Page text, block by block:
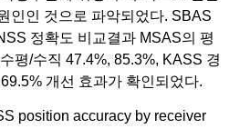
인인 것으로 파악되었다. SBAS
정확도 비교결과 MSAS의 평
평/수직 47.4%, 85.3%, KASS 경
개선 효과가 확인되었다.
position accuracy by receiver